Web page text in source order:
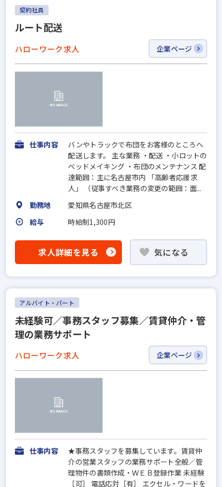
契約社員
ルート配送
ハローワーク求人 企業ページ
仕事内容
バンやトラックで布団をお客様のところへ
配送します。 主な業務 ・配送 ・小ロットの
ベッドメイキング ・布団のメンテナンス 配
達範囲：主に名古屋市内 「高齢者応援求
人」 （従事すべき業務の変更の範囲：面...
勤務地
愛知県名古屋市北区
給与
時給制1,300円
求人詳細を見る 気になる
アルバイト・パート
未経験可／事務スタッフ募集／賃貸仲介・管
理の業務サポート
ハローワーク求人 企業ページ
仕事内容
★事務スタッフを募集しています。賃貸仲
介の営業スタッフの業務サポート全般／管
理物件の書類作成・ＷＥＢ登録作業 未経験
［可］ 電話応対［有］ エクセル・ワードを